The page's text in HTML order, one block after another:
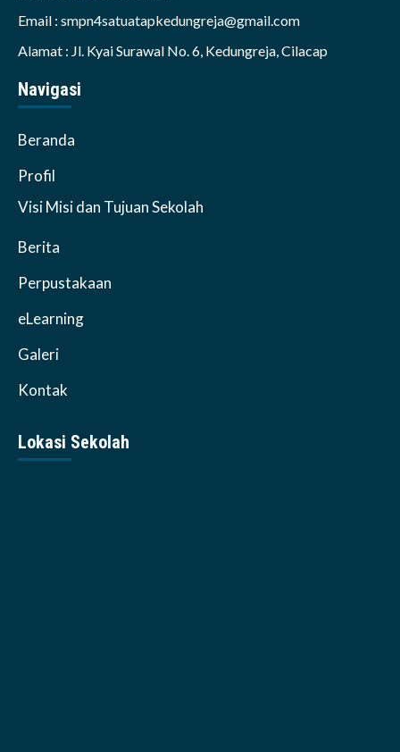
Email : smpn4satuatapkedungreja@gmail.com
Alamat : Jl. Kyai Surawal No. 6, Kedungreja, Cilacap
Navigasi
Beranda
Profil
Visi Misi dan Tujuan Sekolah
Berita
Perpustakaan
eLearning
Galeri
Kontak
Lokasi Sekolah